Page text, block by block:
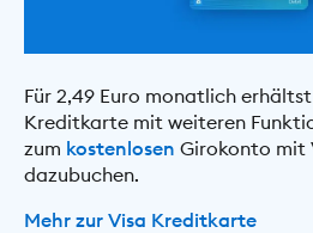
Für 2,49 Euro monatlich
Kreditkarte mit weiteren
zum kostenlosen Girokonto mit
dazubuchen.
Mehr zur Visa Kreditkarte